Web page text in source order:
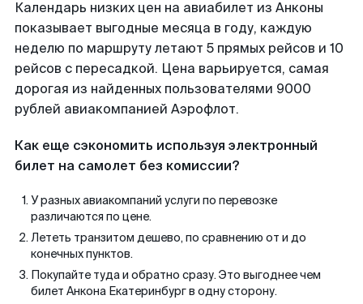
Календарь низких цен на авиабилет из Анконы
показывает выгодные месяца в году, каждую
неделю по маршруту летают 5 прямых рейсов и 10
рейсов с пересадкой. Цена варьируется, самая
дорогая из найденных пользователями 9000
рублей авиакомпанией Аэрофлот.
Как еще сэкономить используя электронный
билет на самолет без комиссии?
У разных авиакомпаний услуги по перевозке
различаются по цене.
Лететь транзитом дешево, по сравнению от и до
конечных пунктов.
Покупайте туда и обратно сразу. Это выгоднее чем
билет Анкона Екатеринбург в одну сторону.